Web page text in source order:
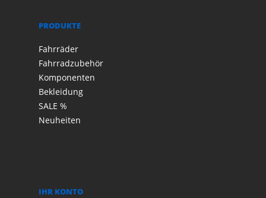
PRODUKTE
Fahrräder
Fahrradzubehör
Komponenten
Bekleidung
SALE %
Neuheiten
IHR KONTO